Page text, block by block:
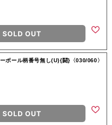
SOLD OUT
ボール柄番号無し(U){闘}〈030/060〉
SOLD OUT